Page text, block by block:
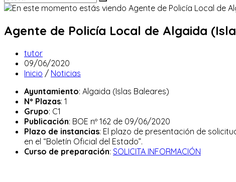
Agente de Policía Local de Algaida
Autor
de
la
tutor
Publicación
de
entrada:
09/06/2020
Categoría
la
entrada:
Inicio / Noticias
Ayuntamiento: Algaida (Islas Baleares)
Nº Plazas: 1
Grupo: C1
Publicación: BOE nº 162 de 09/06/2020
Plazo de instancias: El plazo de presentación de
en el “Boletín Oficial del Estado”.
Curso de preparación: SOLICITA INFORMACIÓN